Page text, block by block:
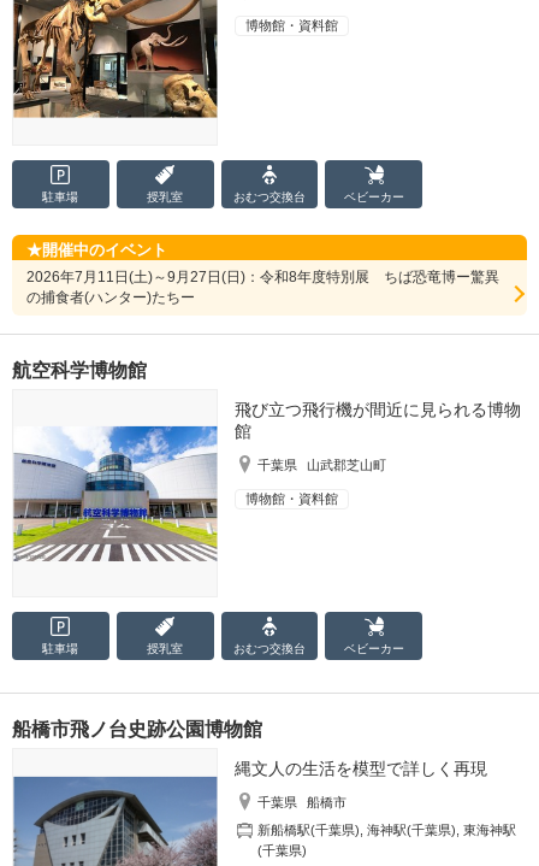
博物館・資料館
駐車場 授乳室 おむつ交換台 ベビーカー
開催中のイベント
2026年7月11日(土)～9月27日(日)：令和8年度特別展 ちば恐竜博ー驚異
の捕食者(ハンター)たちー
航空科学博物館
飛び立つ飛行機が間近に見られる博物
館
千葉県 山武郡芝山町
博物館・資料館
駐車場 授乳室 おむつ交換台 ベビーカー
船橋市飛ノ台史跡公園博物館
縄文人の生活を模型で詳しく再現
千葉県
船橋市
新船橋駅(千葉県) ,海神駅(千葉県) ,東海神駅
(千葉県)